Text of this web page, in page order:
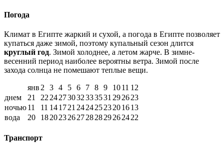
Погода
Климат в Египте жаркий и сухой, а погода в Египте позволяет
купаться даже зимой, поэтому купальный сезон длится
круглый год. Зимой холоднее, а летом жарче. В зимне-
весенний период наиболее вероятны ветра. Зимой после
захода солнца не помешают теплые вещи.
янв2 3 4 5 6 7 8 9 1011 12
днем
21 2224273032333531292623
ночью11 11 14172124242523201613
вода
20 1820232627282829262422
Транспорт